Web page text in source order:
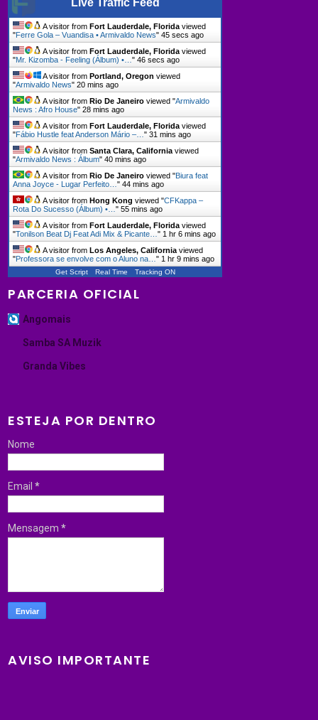
Live Traffic Feed
A visitor from Fort Lauderdale, Florida viewed
"Ferre Gola – Vuandisa • Armivaldo News"45 secs ago
A visitor from Fort Lauderdale, Florida viewed
"Mr. Kizomba - Feeling (Álbum) •…"46 secs ago
A visitor from Portland, Oregon viewed
"Armivaldo News"20 mins ago
A visitor from Rio De Janeiro viewed "Armivaldo
News : Afro House"28 mins ago
A visitor from Fort Lauderdale, Florida viewed
"Fábio Hustle feat Anderson Mário –…"31 mins ago
A visitor fromSanta Clara, California viewed
"Armivaldo News : Álbum"40 mins ago
A visitor from Rio De Janeiro viewed "Biura feat
Anna Joyce - Lugar Perfeito…"44 mins ago
A visitor from Hong Kong viewed "CFKappa –
Rota Do Sucesso (Álbum) •…"55 mins ago
A visitor from Fort Lauderdale, Florida viewed
"Tonilson Beat Dj Feat Adi Mix & Picante…" 1 hr 6 mins ago
A visitor from Los Angeles, California viewed
"Professora se envolve com o Aluno na…" 1 hr 9 mins ago
Get Script Real Time Tracking ON
PARCERIA OFICIAL
Angomais
Samba SA Muzik
Granda Vibes
ESTEJA POR DENTRO
Nome
Email*
Mensagem*
AVISO IMPORTANTE